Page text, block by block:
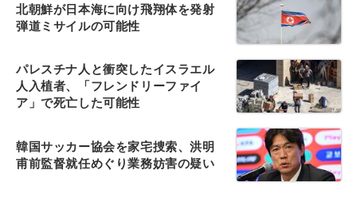
北朝鮮が日本海に向け飛翔体を発射
弾道ミサイルの可能性
パレスチナ人と衝突したイスラエル
人入植者、「フレンドリーファイ
ア」で死亡した可能性
韓国サッカー協会を家宅捜索、洪明
甫前監督就任めぐり業務妨害の疑い